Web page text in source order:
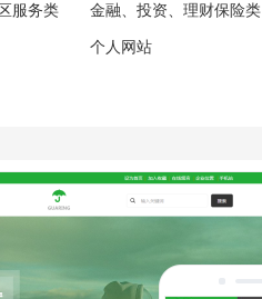
服务类 金融、投资、理财保险类
个人网站